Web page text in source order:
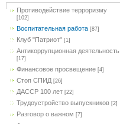
Противодействие терроризму
[102]
Воспитательная работа [87]
Клуб "Патриот" [1]
Антикоррупционная деятельность
[17]
Финансовое просвещение [4]
Стоп СПИД [26]
ДАССР 100 лет [22]
Трудоустройство выпускников [2]
Разговор о важном [7]